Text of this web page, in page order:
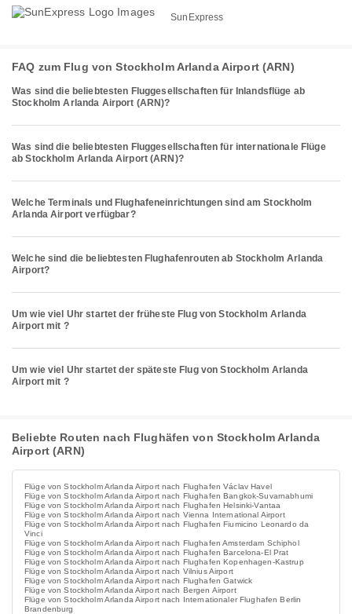
SunExpress
FAQ zum Flug von Stockholm Arlanda Airport (ARN)
Was sind die beliebtesten Fluggesellschaften für Inlandsflüge ab
Stockholm Arlanda Airport (ARN)?
Was sind die beliebtesten Fluggesellschaften für internationale Flüge
ab Stockholm Arlanda Airport (ARN)?
Welche Terminals und Flughafeneinrichtungen sind am Stockholm
Arlanda Airport verfügbar?
Welche sind die beliebtesten Flughafenrouten ab Stockholm Arlanda
Airport?
Um wie viel Uhr startet der früheste Flug von Stockholm Arlanda
Airport mit ?
Um wie viel Uhr startet der späteste Flug von Stockholm Arlanda
Airport mit ?
Beliebte Routen nach Flughäfen von Stockholm Arlanda
Airport (ARN)
Flüge von Stockholm Arlanda Airport nach Flughafen Václav Havel
Flüge von Stockholm Arlanda Airport nach Flughafen Bangkok-Suvarnabhumi
Flüge von Stockholm Arlanda Airport nach Flughafen Helsinki-Vantaa
Flüge von Stockholm Arlanda Airport nach Vienna International Airport
Flüge von Stockholm Arlanda Airport nach Flughafen Fiumicino Leonardo da
Vinci
Flüge von Stockholm Arlanda Airport nach Flughafen Amsterdam Schiphol
Flüge von Stockholm Arlanda Airport nach Flughafen Barcelona-El Prat
Flüge von Stockholm Arlanda Airport nach Flughafen Kopenhagen-Kastrup
Flüge von Stockholm Arlanda Airport nach Vilnius Airport
Flüge von Stockholm Arlanda Airport nach Flughafen Gatwick
Flüge von Stockholm Arlanda Airport nach Bergen Airport
Flüge von Stockholm Arlanda Airport nach Internationaler Flughafen Berlin
Brandenburg